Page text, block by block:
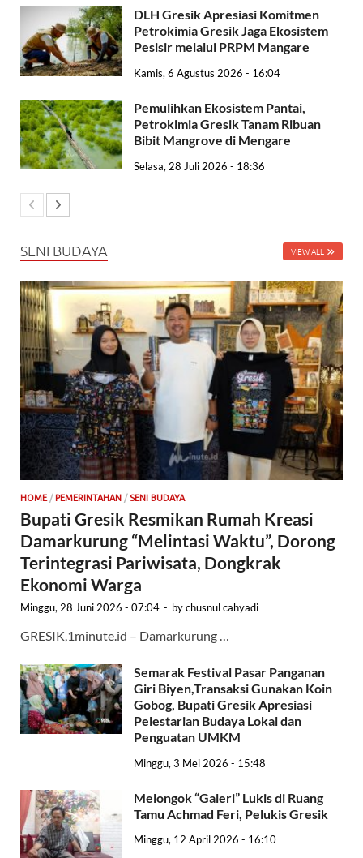
DLH Gresik Apresiasi Komitmen
Petrokimia Gresik Jaga Ekosistem
Pesisir melalui PRPM Mangare
Kamis, 6 Agustus 2026 - 16:04
Pemulihkan Ekosistem Pantai,
Petrokimia Gresik Tanam Ribuan
Bibit Mangrove di Mengare
Selasa, 28 Juli 2026 - 18:36
SENI BUDAYA VIEW ALL
HOME / PEMERINTAHAN / SENI BUDAYA
Bupati Gresik Resmikan Rumah Kreasi
Damarkurung “Melintasi Waktu”, Dorong
Terintegrasi Pariwisata, Dongkrak
Ekonomi Warga
Minggu, 28 Juni 2026 - 07:04 - bychusnul cahyadi
GRESIK,1minute.id – Damarkurung …
Semarak Festival Pasar Panganan
Giri Biyen,Transaksi Gunakan Koin
Gobog, Bupati Gresik Apresiasi
Pelestarian Budaya Lokal dan
Penguatan UMKM
Minggu, 3 Mei 2026 - 15:48
Melongok “Galeri” Lukis di Ruang
Tamu Achmad Feri, Pelukis Gresik
Minggu, 12 April 2026 - 16:10